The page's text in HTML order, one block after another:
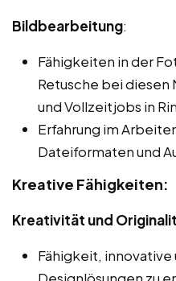
Bildbearbeitung:
Fähigkeiten in der
Retusche bei
und Vollzeitjobs in
Erfahrung im
Dateiformaten und
Kreative Fähigkeiten:
Kreativität und
Fähigkeit, innovative
Designlösungen zu